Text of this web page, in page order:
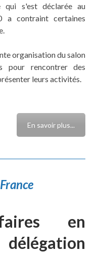
qui s'est déclarée au
contraint certaines
organisation du salon
pour rencontrer des
leurs activités.
En savoir plus...
en